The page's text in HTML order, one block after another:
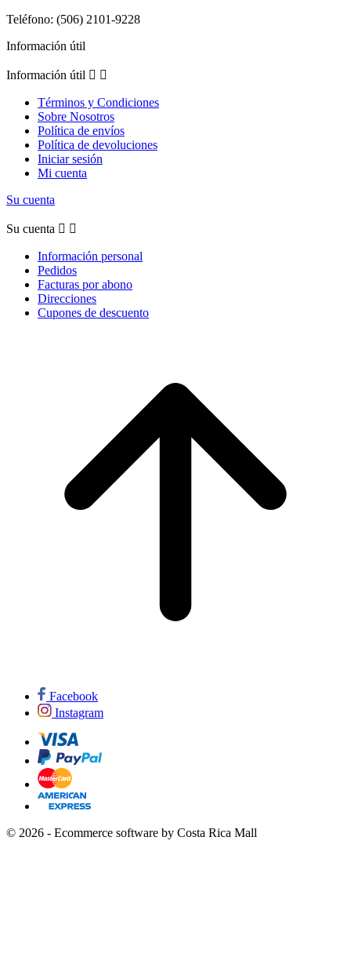
Teléfono: (506) 2101-9228
Información útil
Información útil  
Términos y Condiciones
Sobre Nosotros
Política de envíos
Política de devoluciones
Iniciar sesión
Mi cuenta
Su cuenta
Su cuenta  
Información personal
Pedidos
Facturas por abono
Direcciones
Cupones de descuento
Facebook
Instagram
© 2026 - Ecommerce software by Costa Rica Mall